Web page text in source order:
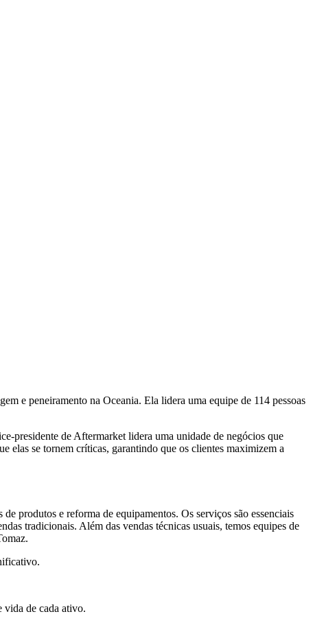
e peneiramento na Oceania. Ela lidera uma equipe de 114 pessoas
presidente de Aftermarket lidera uma unidade de negócios que
elas se tornem críticas, garantindo que os clientes maximizem a
produtos e reforma de equipamentos. Os serviços são essenciais
tradicionais. Além das vendas técnicas usuais, temos equipes de
vida de cada ativo.